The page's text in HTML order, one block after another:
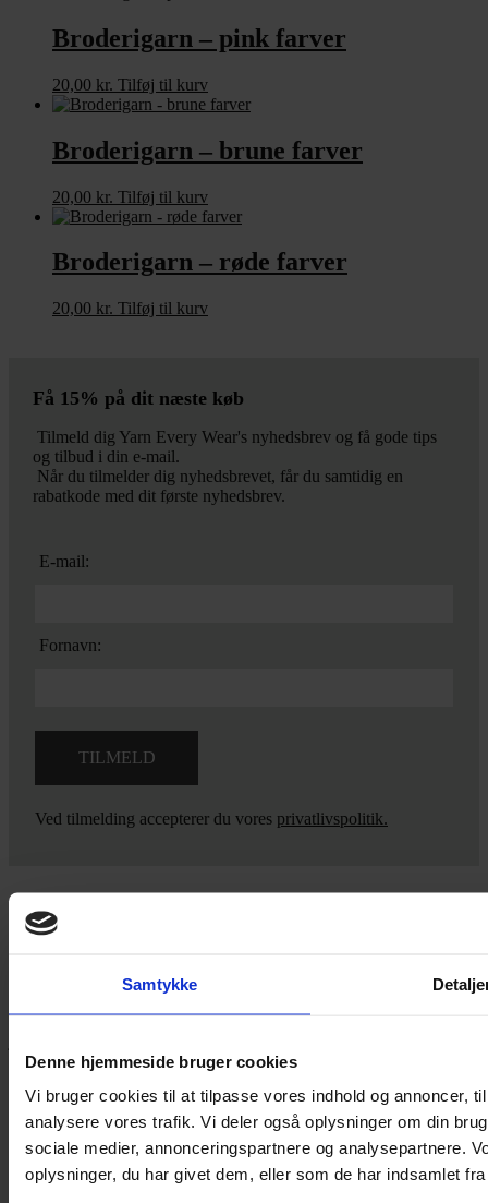
Samtykke
Denne hjemmeside bruger cookies
Vi bruger cookies til at tilpasse vores indhold og annoncer,
analysere vores trafik. Vi deler også oplysninger om din
sociale medier, annonceringspartnere og analysepartnere.
oplysninger, du har givet dem, eller som de har indsamlet
Broderigarn – pink farver
20,00 kr. Tilføj til kurv
Broderigarn – brune farver
20,00 kr. Tilføj til kurv
Broderigarn – røde farver
20,00 kr. Tilføj til kurv
Få 15% på dit næste køb
Tilmeld dig Yarn Every Wear's nyhedsbrev og få gode tips
og tilbud i din e-mail.
Når du tilmelder dig nyhedsbrevet, får du samtidig en
rabatkode med dit første nyhedsbrev.
E-mail:
Fornavn:
Ved tilmelding accepterer du vores privatlivspolitik.
Yarn Every Wear
mig,eller kom forbi butikken på Vestergade 12 i Tønder. Så hjælper
60 51 96 50
post@yarneverywear.dk
CVR 43041649
Facebook-f Instagram